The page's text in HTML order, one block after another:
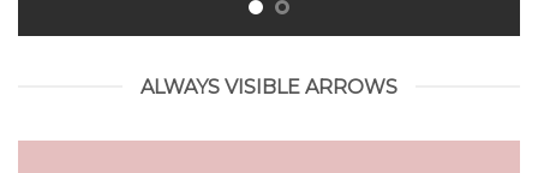
ALWAYS VISIBLE ARROWS